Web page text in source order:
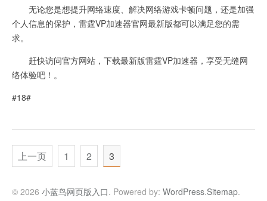
无论您是想提升网络速度、解决网络游戏卡顿问题，还是加强
个人信息的保护，雷霆VP加速器官网最新版都可以满足您的需
求。
赶快访问官方网站，下载最新版雷霆VP加速器，享受无缝网
络体验吧！。
#18#
上一页 1 2 3
© 2026 小蓝鸟网页版入口. Powered by: WordPress.Sitemap.